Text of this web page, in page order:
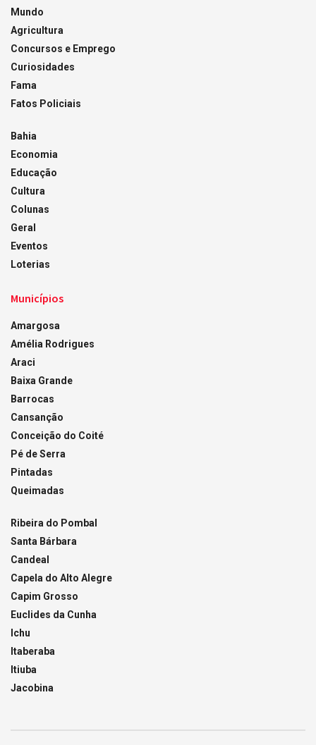
Mundo
Agricultura
Concursos e Emprego
Curiosidades
Fama
Fatos Policiais
Bahia
Economia
Educação
Cultura
Colunas
Geral
Eventos
Loterias
Municípios
Amargosa
Amélia Rodrigues
Araci
Baixa Grande
Barrocas
Cansanção
Conceição do Coité
Pé de Serra
Pintadas
Queimadas
Ribeira do Pombal
Santa Bárbara
Candeal
Capela do Alto Alegre
Capim Grosso
Euclides da Cunha
Ichu
Itaberaba
Itiuba
Jacobina